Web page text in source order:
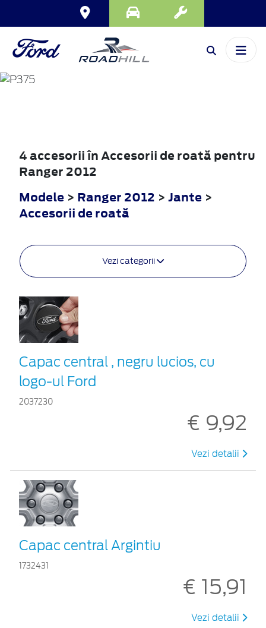
RANGER
4 accesorii în Accesorii de roată pentru
Ranger 2012
Modele > Ranger 2012 > Jante >
Accesorii de roată
Vezi categorii
Capac central , negru lucios, cu
logo-ul Ford
2037230
€ 9,92
Vezi detalii
Capac central Argintiu
1732431
€ 15,91
Vezi detalii